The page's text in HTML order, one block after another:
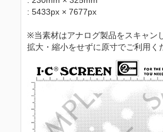
: 5433px × 7677px
※当素材はアナログ製品をスキャン
拡大・縮小をせずに原寸でご利用く